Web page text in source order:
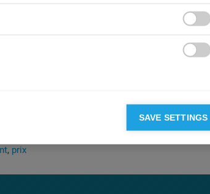
conclusions de cette étude et confirme que, même
changer les structures informelles, l’amélioration
prix
SAVE SETTINGS